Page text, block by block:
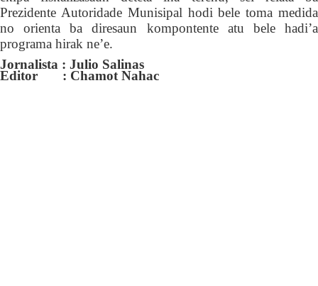
Prezidente Autoridade Munisipal hodi bele toma medida
no orienta ba diresaun kompontente atu bele hadi’a
programa hirak ne’e.
Jornalista : Julio Salinas
Editor : Chamot Nahac